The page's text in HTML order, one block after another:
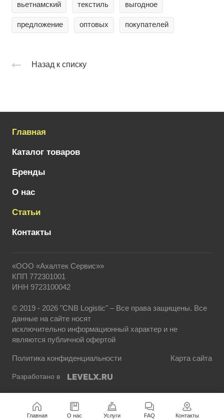
вьетнамский текстиль выгодное
предложение оптовых покупателей
Назад к списку
Главная
Каталог товаров
Бренды
О нас
Статьи
Контакты
«ООО «Ахалтек Сервис»»
КПП 772301001
ИНН 9723100042
© 2019 - 2026 "CNB Logistic" – Все права защищены. Все
данные на сайте носят
исключительно информационный характер и не
являются публичной офертой
Политика конфиденциальности Карта сайта
Разработано в
Главная О нас Услуги FAQ Контакты